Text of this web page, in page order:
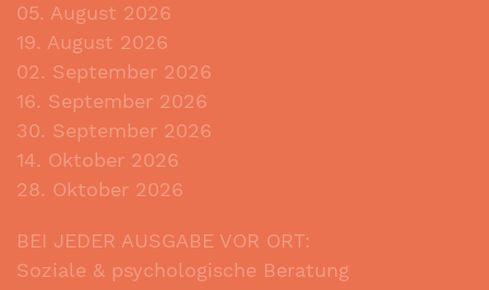
05. August 2026
19. August 2026
02. September 2026
16. September 2026
30. September 2026
14. Oktober 2026
28. Oktober 2026
BEI JEDER AUSGABE VOR ORT:
Soziale & psychologische Beratung